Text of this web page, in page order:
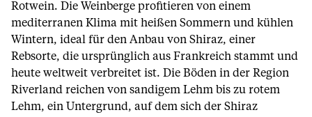
Rotwein. Die Weinberge profitieren von einem
mediterranen Klima mit heißen Sommern und kühlen
Wintern, ideal für den Anbau von Shiraz, einer
Rebsorte, die ursprünglich aus Frankreich stammt und
heute weltweit verbreitet ist. Die Böden in der Region
Riverland reichen von sandigem Lehm bis zu rotem
Lehm, ein Untergrund, auf dem sich der Shiraz